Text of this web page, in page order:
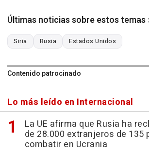
Últimas noticias sobre estos temas
Siria Rusia Estados Unidos
Contenido patrocinado
Lo más leído en Internacional
La UE afirma que Rusia ha
de 28.000 extranjeros de 135
combatir en Ucrania